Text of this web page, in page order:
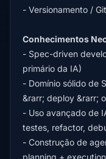
- Versionamento /
Conhecimentos
- Spec-driven
primário da IA)
- Domínio sólido de
&rarr; deploy &rarr;
- Uso avançado de
testes, refactor,
- Construção de
planning +